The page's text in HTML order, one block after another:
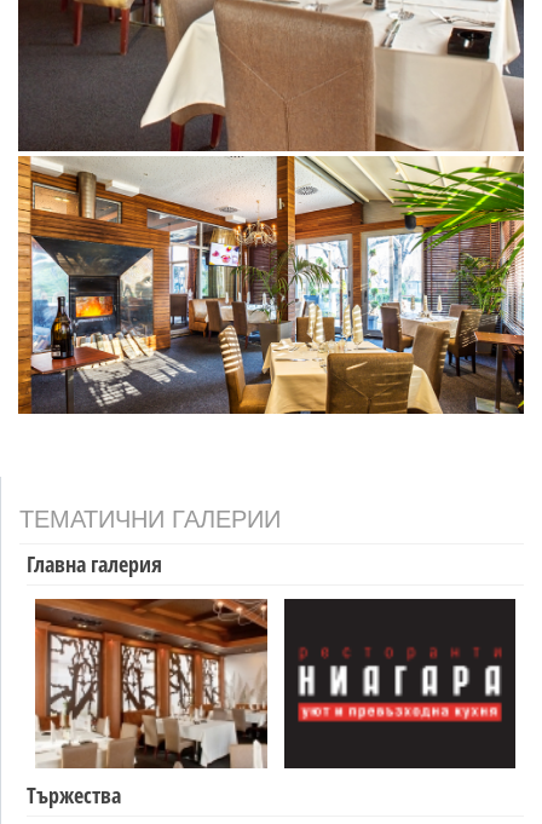
ТЕМАТИЧНИ ГАЛЕРИИ
Главна галерия
Тържества